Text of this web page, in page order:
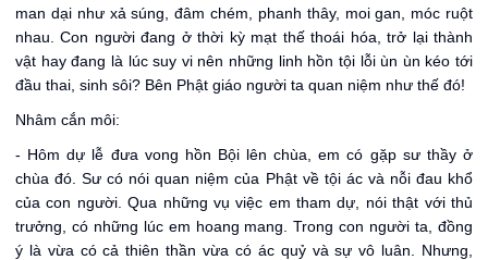
man dại như xả súng, đâm chém, phanh thây, moi gan, móc ruột
nhau. Con người đang ở thời kỳ mạt thế thoái hóa, trở lại thành
vật hay đang là lúc suy vi nên những linh hồn tội lỗi ùn ùn kéo tới
đầu thai, sinh sôi? Bên Phật giáo người ta quan niệm như thế đó!
Nhâm cắn môi:
- Hôm dự lễ đưa vong hồn Bội lên chùa, em có gặp sư thầy ở
chùa đó. Sư có nói quan niệm của Phật về tội ác và nỗi đau khổ
của con người. Qua những vụ việc em tham dự, nói thật với thủ
trưởng, có những lúc em hoang mang. Trong con người ta, đồng
ý là vừa có cả thiên thần vừa có ác quỷ và sự vô luân. Nhưng,